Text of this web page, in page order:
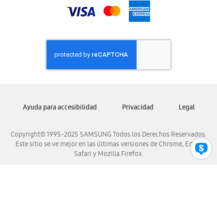
Samsung Nicaragua
Samsung Panamá
Samsung República Dominicana
Samsung Venezuela
Copyright© 1995-2025 SAMSUNG Todos los Derechos Reservados.
Este sitio se ve mejor en las últimas versiones de Chrome, Edge,
Safari y Mozilla Firefox.
Ayuda para accesibilidad Privacidad Legal